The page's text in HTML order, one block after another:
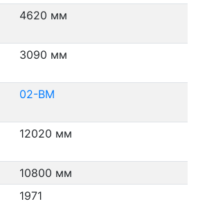
4620 мм
3090 мм
02-ВМ
12020 мм
10800 мм
1971